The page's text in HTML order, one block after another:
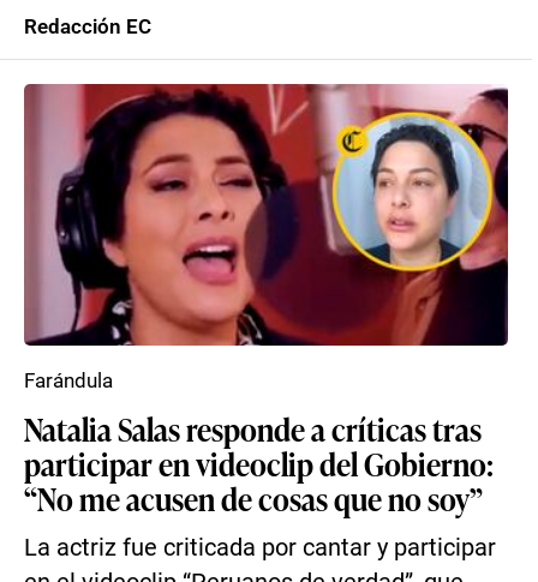
Redacción EC
Natalia Salas responde a críticas tras
participar en videoclip del Gobierno:
“No me acusen de cosas que no soy”
La actriz fue criticada por cantar y participar
Farándula